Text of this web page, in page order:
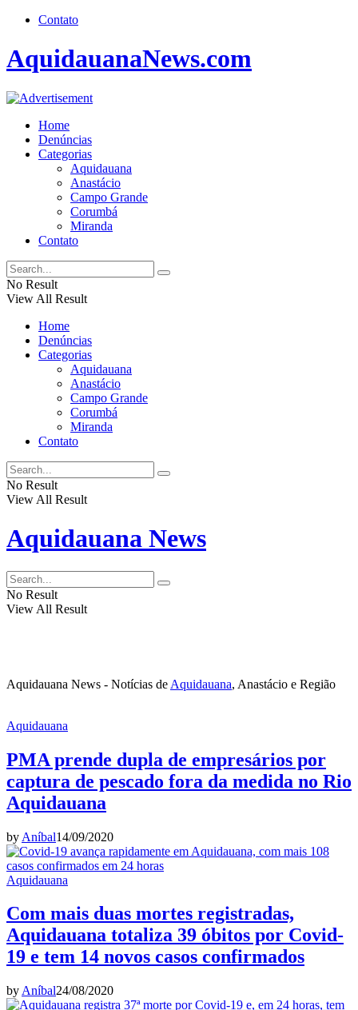
Contato
AquidauanaNews.com
Home
Denúncias
Categorias
Aquidauana
Anastácio
Campo Grande
Corumbá
Miranda
Contato
No Result
View All Result
Home
Denúncias
Categorias
Aquidauana
Anastácio
Campo Grande
Corumbá
Miranda
Contato
No Result
View All Result
Aquidauana News
No Result
View All Result
Aquidauana News - Notícias de Aquidauana, Anastácio e Região
Aquidauana
PMA prende dupla de empresários por
captura de pescado fora da medida no Rio
Aquidauana
by Aníbal14/09/2020
Aquidauana
Com mais duas mortes registradas,
Aquidauana totaliza 39 óbitos por Covid-
19 e tem 14 novos casos confirmados
by Aníbal24/08/2020